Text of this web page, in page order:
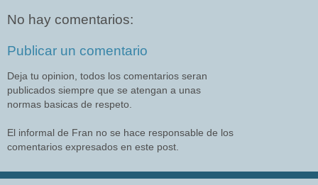
No hay comentarios:
Publicar un comentario
Deja tu opinion, todos los comentarios seran
publicados siempre que se atengan a unas
normas basicas de respeto.
El informal de Fran no se hace responsable de los
comentarios expresados en este post.